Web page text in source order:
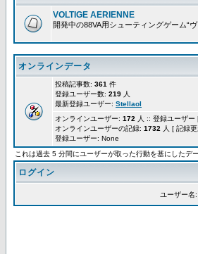
VOLTIGE AERIENNE
開発中の88VA用シューティングゲーム“
オンラインデータ
投稿記事数: 361 件
登録ユーザー数: 219 人
最新登録ユーザー: Stellaol
オンラインユーザー: 172 人 :: 登録ユーザ
オンラインユーザーの記録: 1732 人 [ 記録
登録ユーザー: None
これは過去 5 分間にユーザーが取った行動を基にしたデ
ログイン
ユーザー名: